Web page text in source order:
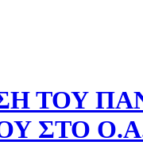
ΤΟΥ
ΣΤΟ